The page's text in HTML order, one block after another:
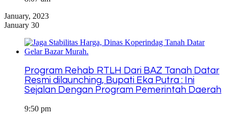
January, 2023
January 30
Program Rehab RTLH Dari BAZ Tanah Datar
Resmi dilaunching, Bupati Eka Putra : Ini
Sejalan Dengan Program Pemerintah Daerah
9:50 pm